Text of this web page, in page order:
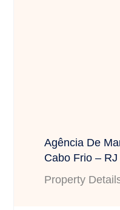
Agência De
Cabo Frio – RJ
Property